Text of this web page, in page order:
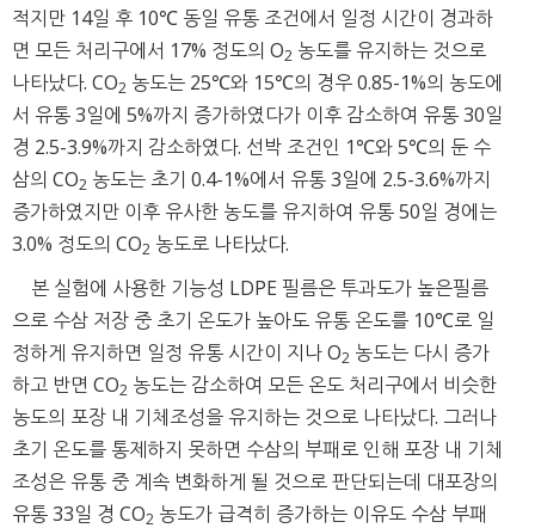
적지만 14일 후 10℃ 동일 유통 조건에서 일정 시간이 경과하
면 모든 처리구에서 17% 정도의 O2 농도를 유지하는 것으로
나타났다. CO2 농도는 25℃와 15℃의 경우 0.85-1%의 농도에
서 유통 3일에 5%까지 증가하였다가 이후 감소하여 유통 30일
경 2.5-3.9%까지 감소하였다. 선박 조건인 1℃와 5℃의 둔 수
삼의 CO2 농도는 초기 0.4-1%에서 유통 3일에 2.5-3.6%까지
증가하였지만 이후 유사한 농도를 유지하여 유통 50일 경에는
3.0% 정도의 CO2 농도로 나타났다.
본 실험에 사용한 기능성 LDPE 필름은 투과도가 높은필름
으로 수삼 저장 중 초기 온도가 높아도 유통 온도를 10℃로 일
정하게 유지하면 일정 유통 시간이 지나 O2 농도는 다시 증가
하고 반면 CO2 농도는 감소하여 모든 온도 처리구에서 비슷한
농도의 포장 내 기체조성을 유지하는 것으로 나타났다. 그러나
초기 온도를 통제하지 못하면 수삼의 부패로 인해 포장 내 기체
조성은 유통 중 계속 변화하게 될 것으로 판단되는데 대포장의
유통 33일 경 CO2 농도가 급격히 증가하는 이유도 수삼 부패